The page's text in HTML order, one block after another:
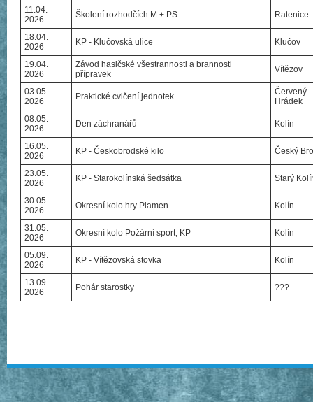
11.04.
2026
Školení rozhodčích M + PS Ratenice
18.04.
2026
KP - Klučovská ulice Klučov
19.04.
2026
Závod hasičské všestrannosti a brannosti
přípravek
Vítězov
03.05.
2026
Praktické cvičení jednotek
Červený
Hrádek
08.05.
2026
Den záchranářů Kolín
16.05.
2026
KP - Českobrodské kilo Český
23.05.
2026
KP - Starokolínská šedsátka Starý
30.05.
2026
Okresní kolo hry Plamen Kolín
31.05.
2026
Okresní kolo Požární sport, KP Kolín
05.09.
2026
KP - Vítězovská stovka Kolín
13.09.
2026
Pohár starostky ???